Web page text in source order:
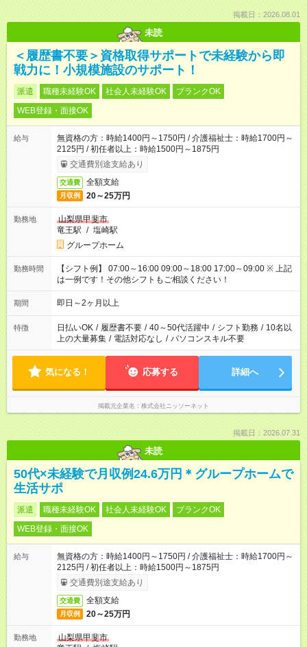
掲載日：2026.08.01
未読
＜履歴書不要＞資格取得サポートで未経験から即
戦力に！小規模施設のサポート！
派遣 職種未経験OK 社会人未経験OK
ブランクOK
WEB登録・面接OK
給与
無資格の方：時給1400円～1750円 / 介護福祉士：時給1700円～
2125円 / 初任者以上：時給1500円～1875円
交通費別途支給あり
交通費 全額支給
月収例 20～25万円
勤務地
山梨県甲斐市
竜王駅 / 塩崎駅
グループホーム
勤務時間
【シフト例】 07:00～16:00 09:00～18:00 17:00～09:00 ※ 上記
は一例です！その他シフトもご相談ください！
期間 即日～2ヶ月以上
特徴 日払いOK / 履歴書不要 / 40～50代活躍中 / シフト勤務 / 10名以
上の大量募集 / 電話対応なし / パソコンスキル不要
気になる！ 応募する 詳細へ
掲載元企業名 株式会社ニッソーネット
掲載日：2026.07.31
未読
50代×未経験で月収例24.6万円＊グループホームで
生活サポ
派遣 職種未経験OK 社会人未経験OK
ブランクOK
WEB登録・面接OK
給与
無資格の方：時給1400円～1750円 / 介護福祉士：時給1700円～
2125円 / 初任者以上：時給1500円～1875円
交通費別途支給あり
交通費 全額支給
月収例 20～25万円
勤務地
山梨県甲斐市